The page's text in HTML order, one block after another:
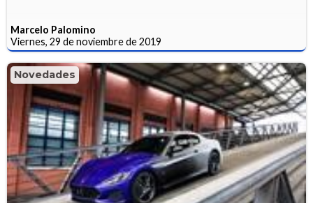
Marcelo Palomino
Viernes, 29 de noviembre de 2019
Novedades